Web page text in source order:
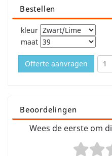
Bestellen
kleur
maat
Offerte aanvragen
Beoordelingen
Wees de eerste om